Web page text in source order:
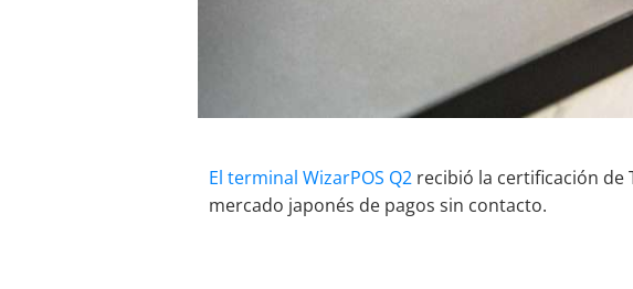
El terminal WizarPOS Q2recibió la certificación de
mercado japonés de pagos sin contacto.